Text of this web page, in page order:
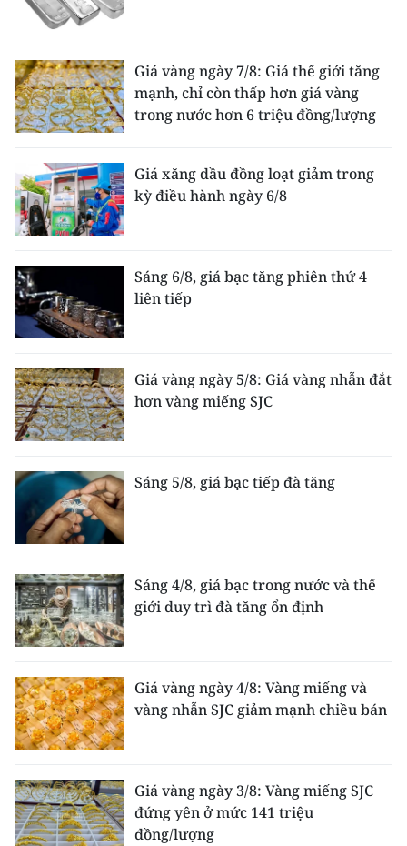
Giá vàng ngày 7/8: Giá thế giới tăng
mạnh, chỉ còn thấp hơn giá vàng
trong nước hơn 6 triệu đồng/lượng
Giá xăng dầu đồng loạt giảm trong
kỳ điều hành ngày 6/8
Sáng 6/8, giá bạc tăng phiên thứ 4
liên tiếp
Giá vàng ngày 5/8: Giá vàng nhẫn đắt
hơn vàng miếng SJC
Sáng 5/8, giá bạc tiếp đà tăng
Sáng 4/8, giá bạc trong nước và thế
giới duy trì đà tăng ổn định
Giá vàng ngày 4/8: Vàng miếng và
vàng nhẫn SJC giảm mạnh chiều bán
Giá vàng ngày 3/8: Vàng miếng SJC
đứng yên ở mức 141 triệu
đồng/lượng